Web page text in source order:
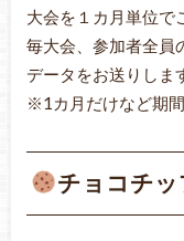
大会を１カ月単位で
毎大会、参加者全員
データをお送りしま
※1カ月だけなど期間
チョコチ